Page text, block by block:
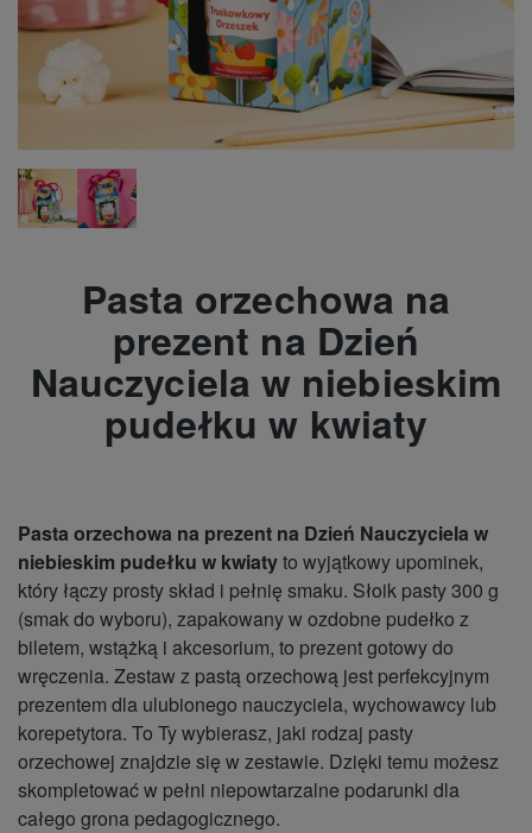
Pasta orzechowa na
prezent na Dzień
Nauczyciela w niebieskim
pudełku w kwiaty
Pasta orzechowa na prezent na Dzień Nauczyciela w
niebieskim pudełku w kwiatyto wyjątkowy upominek,
który łączy prosty skład i pełnię smaku. Słoik pasty 300 g
(smak do wyboru), zapakowany w ozdobne pudełko z
biletem, wstążką i akcesorium, to prezent gotowy do
wręczenia. Zestaw z pastą orzechową jest perfekcyjnym
prezentem dla ulubionego nauczyciela, wychowawcy lub
korepetytora. To Ty wybierasz, jaki rodzaj pasty
orzechowej znajdzie się w zestawie. Dzięki temu możesz
skompletować w pełni niepowtarzalne podarunki dla
całego grona pedagogicznego.